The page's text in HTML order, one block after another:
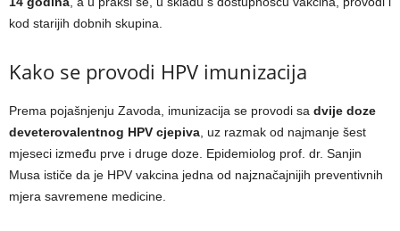
kod starijih dobnih skupina.
Kako se provodi HPV imunizacija
Prema pojašnjenju Zavoda, imunizacija se provodi sa dvije doze
deveterovalentnog HPV cjepiva , uz razmak od najmanje šest
mjeseci između prve i druge doze. Epidemiolog prof. dr. Sanjin
Musa ističe da je HPV vakcina jedna od najznačajnijih preventivnih
mjera savremene medicine.